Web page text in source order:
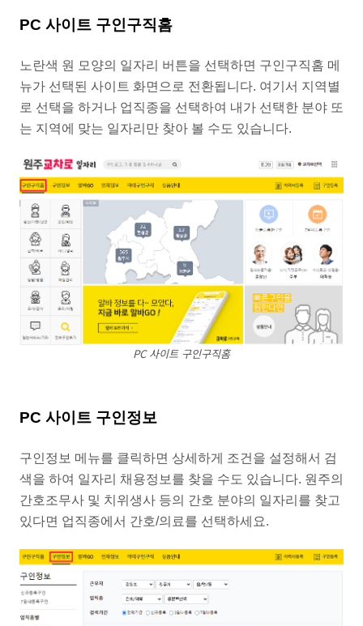
PC 사이트 구인구직홈
노란색 원 모양의 일자리 버튼을 선택하면 구인구직홈 메
뉴가 선택된 사이트 화면으로 전환됩니다. 여기서 지역별
로 선택을 하거나 업직종을 선택하여 내가 선택한 분야 또
는 지역에 맞는 일자리만 찾아 볼 수도 있습니다.
PC 사이트 구인구직홈
PC 사이트 구인정보
구인정보 메뉴를 클릭하면 상세하게 조건을 설정해서 검
색을 하여 일자리 채용정보를 찾을 수도 있습니다. 원주의
간호조무사 및 치위생사 등의 간호 분야의 일자리를 찾고
있다면 업직종에서 간호/의료를 선택하세요.